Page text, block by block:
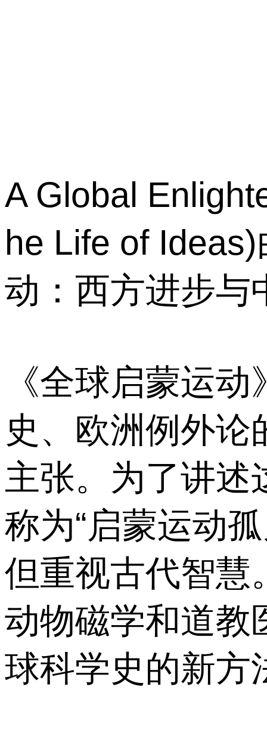
A Global
he Life of
动：西方进步与
《全球启蒙运
史、欧洲例外
主张。为了讲述
称为“启蒙运动
但重视古代智慧
动物磁学和道
球科学史的新方